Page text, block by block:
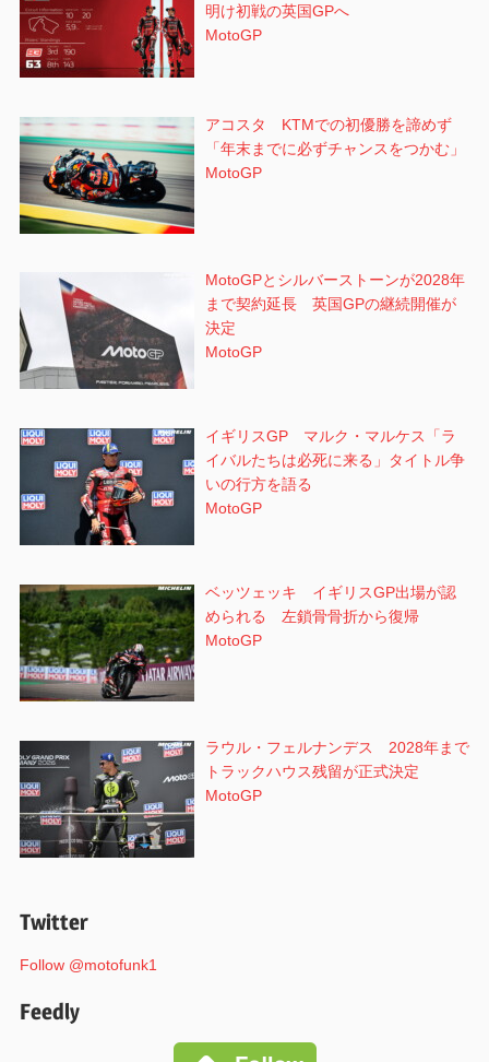
明け初戦の英国GPへ
MotoGP
アコスタ KTMでの初優勝を諦めず
「年末までに必ずチャンスをつかむ」
MotoGP
MotoGPとシルバーストーンが2028年
まで契約延長 英国GPの継続開催が
決定
MotoGP
イギリスGP マルク・マルケス「ラ
イバルたちは必死に来る」タイトル争
いの行方を語る
MotoGP
ベッツェッキ イギリスGP出場が認
められる 左鎖骨骨折から復帰
MotoGP
ラウル・フェルナンデス 2028年まで
トラックハウス残留が正式決定
MotoGP
Twitter
Follow @motofunk1
Feedly